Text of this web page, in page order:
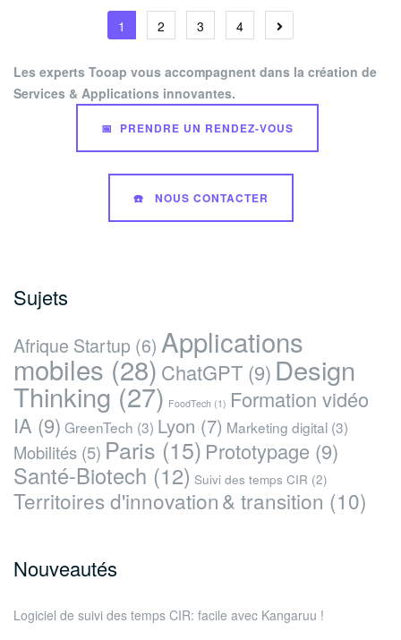
de
confiance
à
la
reconversion
artistique
Navigation
des
articles
1 2 3 4
Les experts Tooap vous accompagnent dans la création de
Services & Applications innovantes.
📅 PRENDRE UN RENDEZ-VOUS
☎️ NOUS CONTACTER
Sujets
Afrique Startup (6) Applications
mobiles (28) ChatGPT (9) Design
Thinking(27) FoodTech (1) Formation vidéo
IA (9) GreenTech (3) Lyon (7) Marketing digital (3)
Mobilités (5) Paris (15) Prototypage (9)
Santé-Biotech (12) Suivi des temps CIR (2)
Territoires d'innovation & transition (10)
Nouveautés
Logiciel de suivi des temps CIR: facile avec Kangaruu !